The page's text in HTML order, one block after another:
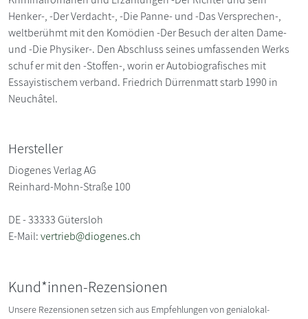
Henker-, -Der Verdacht-, -Die Panne- und -Das Versprechen-,
weltberühmt mit den Komödien -Der Besuch der alten Dame-
und -Die Physiker-. Den Abschluss seines umfassenden Werks
schuf er mit den -Stoffen-, worin er Autobiografisches mit
Essayistischem verband. Friedrich Dürrenmatt starb 1990 in
Neuchâtel.
Hersteller
Diogenes Verlag AG
Reinhard-Mohn-Straße 100
DE - 33333 Gütersloh
E-Mail:vertrieb@diogenes.ch
Kund*innen-Rezensionen
Unsere Rezensionen setzen sich aus Empfehlungen von genialokal-